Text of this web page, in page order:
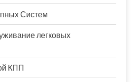
Систем
легковых
КПП